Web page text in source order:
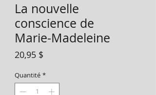
La nouvelle
conscience de
Marie-Madeleine
20,95 $
Quantité *